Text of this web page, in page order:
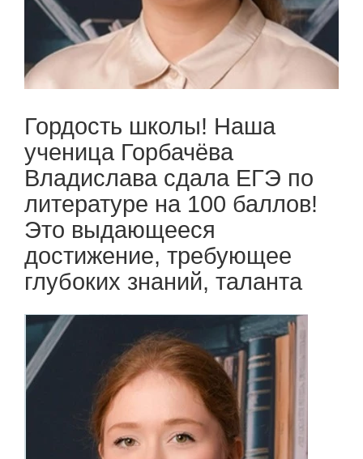
Гордость школы! Наша
ученица Горбачёва
Владислава сдала ЕГЭ по
литературе на 100 баллов!
Это выдающееся
достижение, требующее
глубоких знаний, таланта